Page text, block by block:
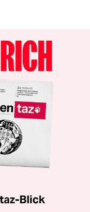
Blick